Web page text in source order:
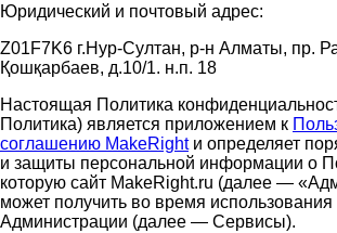
Юридический и почтовый адрес:
Z01F7K6 г.Нур-Султан, р-н Алматы, пр.
Қошқарбаев, д.10/1. н.п. 18
Настоящая Политика
Политика) является приложением к
соглашению MakeRightи определяет
и защиты персональной информации о
которую сайт MakeRight.ru (далее —
может получить во время
Администрации (далее — Сервисы).